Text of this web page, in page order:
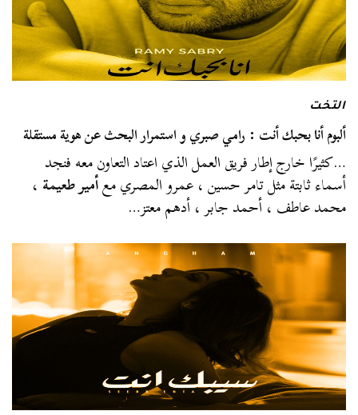
التخت
ألبوم أنا بحبك أنت : رامي صبري و استمرار البحث عن هوية مستقلة
…كثيرًا خارج إطار فريق العمل الذي اعتاد التعاون معه فنجد
أسماء ثابتة مثل تامر حسين ، عمرو المصري معأمير طعيمة ،
محمد عاطف ، أحمد جابر ، أدهم معتز…